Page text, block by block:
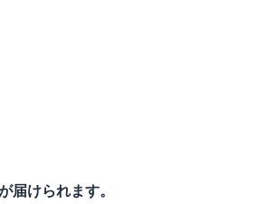
けられます。